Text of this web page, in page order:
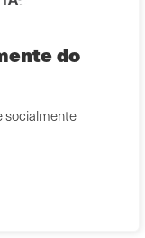
do
socialmente